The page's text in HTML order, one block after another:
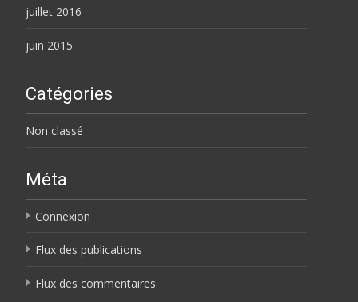
juillet 2016
juin 2015
Catégories
Non classé
Méta
Connexion
Flux des publications
Flux des commentaires